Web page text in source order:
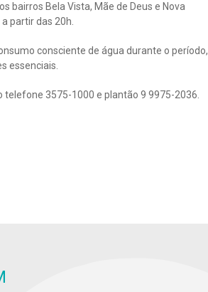
bairros Bela Vista, Mãe de Deus e Nova
partir das 20h.
consciente de água durante o período,
essenciais.
3575-1000 e plantão 9 9975-2036.